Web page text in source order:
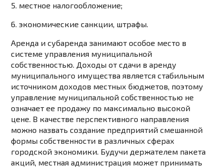
5. местное налогообложение;
6. экономические санкции, штрафы.
Аренда и субаренда занимают особое место в
системе управления муниципальной
собственностью. Доходы от сдачи в аренду
муниципального имущества является стабильным
источником доходов местных бюджетов, поэтому
управление муниципальной собственностью не
означает ее продажу по максимально высокой
цене. В качестве перспективного направления
можно назвать создание предприятий смешанной
формы собственности в различных сферах
городской экономики. Будучи держателем пакета
акций, местная администрация может принимать